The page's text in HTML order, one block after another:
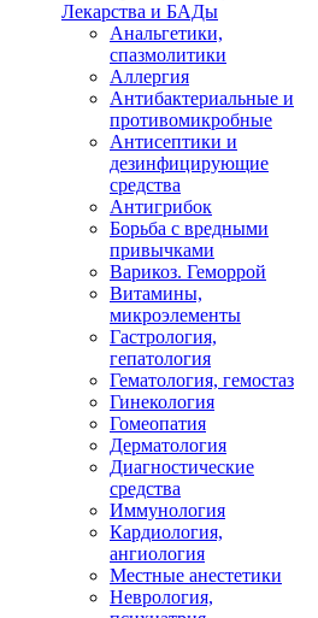
Лекарства и БАДы
Анальгетики,
спазмолитики
Аллергия
Антибактериальные и
противомикробные
Антисептики и
дезинфицирующие
средства
Антигрибок
Борьба с вредными
привычками
Варикоз. Геморрой
Витамины,
микроэлементы
Гастрология,
гепатология
Гематология, гемостаз
Гинекология
Гомеопатия
Дерматология
Диагностические
средства
Иммунология
Кардиология,
ангиология
Местные анестетики
Неврология,